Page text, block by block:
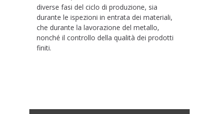
diverse fasi del ciclo di produzione, sia
durante le ispezioni in entrata dei materiali,
che durante la lavorazione del metallo,
nonché il controllo della qualità dei prodotti
finiti.